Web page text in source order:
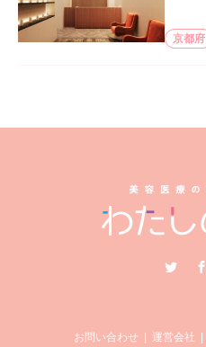
京都府
Instagram
お問い合わせ 運営会社